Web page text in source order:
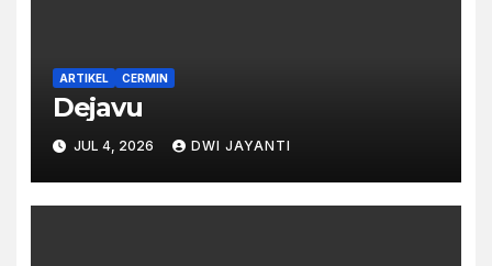
ARTIKEL CERMIN
Dejavu
JUL 4, 2026 DWI JAYANTI